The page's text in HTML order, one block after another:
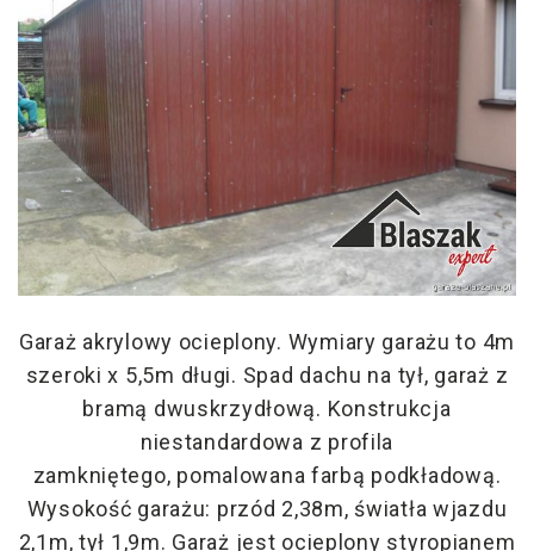
Garaż akrylowy ocieplony. Wymiary garażu to 4m
szeroki x 5,5m długi. Spad dachu na tył, garaż z
bramą dwuskrzydłową. Konstrukcja
niestandardowa z profila
zamkniętego, pomalowana farbą podkładową.
Wysokość garażu: przód 2,38m, światła wjazdu
2,1m, tył 1,9m. Garaż jest ocieplony styropianem